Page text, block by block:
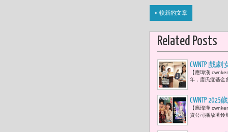
« 較新的文章
Related Posts
CWNTP 戲
【應瑋漢
年，唐氏症基金
CWNTP
幽默 肯德
【應瑋漢
貨公司播放著鈴